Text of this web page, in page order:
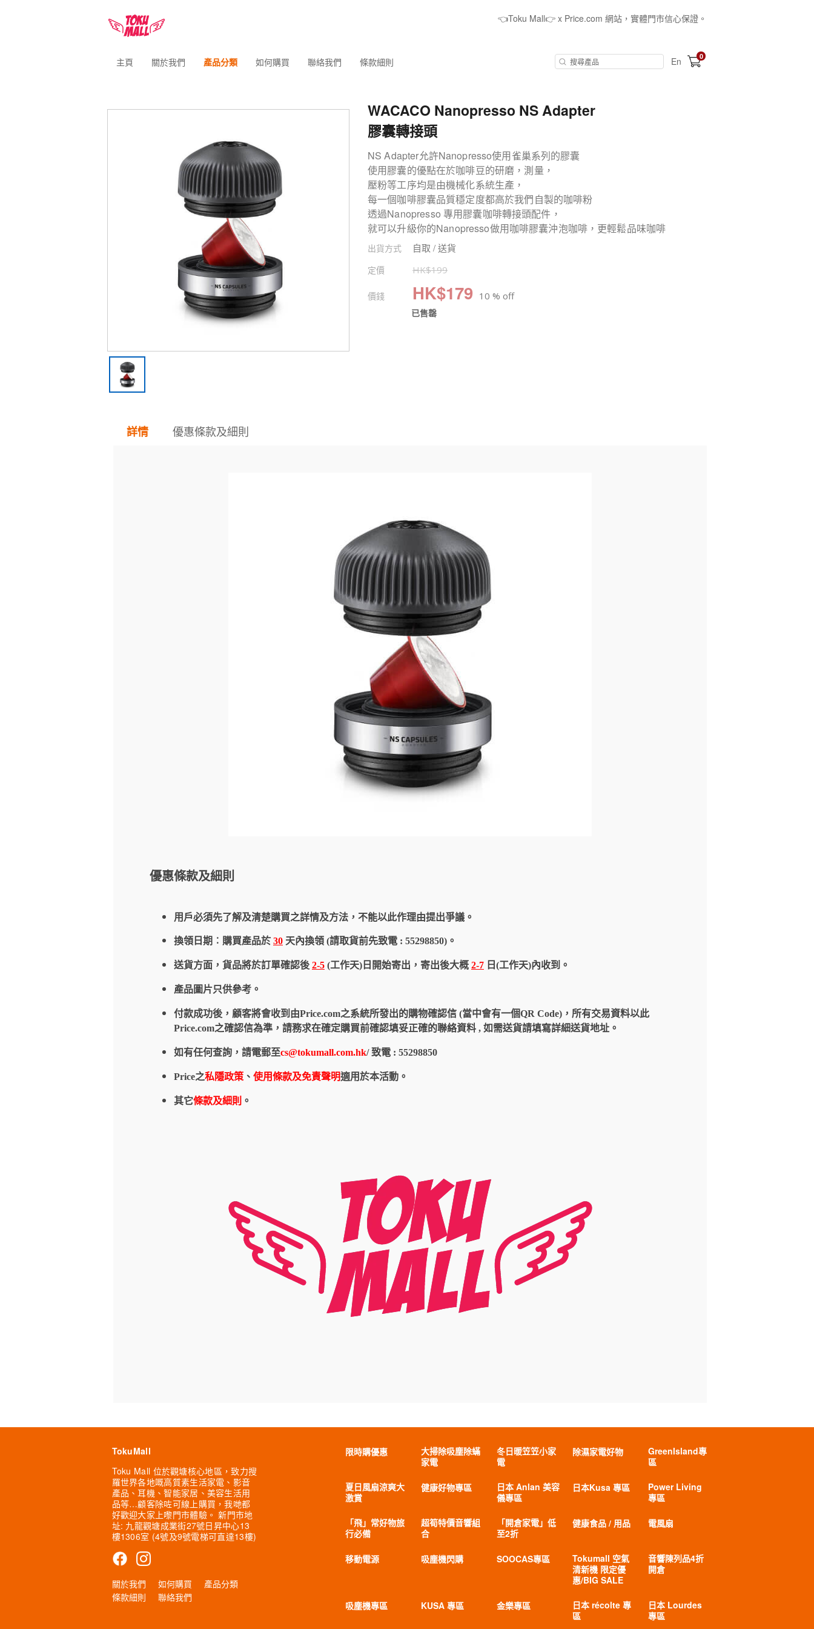
👈Toku Mall👉 x Price.com 網站，實體門市信心保證。
主頁 關於我們 產品分類 如何購買 聯絡我們 條款細則 En 0
WACACO Nanopresso NS Adapter
膠囊轉接頭
NS Adapter允許Nanopresso使用雀巢系列的膠囊
使用膠囊的優點在於咖啡豆的研磨，測量，
壓粉等工序均是由機械化系統生產，
每一個咖啡膠囊品質穩定度都高於我們自製的咖啡粉
透過Nanopresso 專用膠囊咖啡轉接頭配件，
就可以升級你的Nanopresso做用咖啡膠囊沖泡咖啡，更輕鬆品味咖啡
出貨方式 自取 / 送貨
定價 HK$199
價錢 HK$179 10 % off
已售罄
詳情 優惠條款及細則
優惠條款及細則
用戶必須先了解及清楚購買之詳情及方法，不能以此作理由提出爭議。
換領日期︰購買產品於 30 天內換領 (請取貨前先致電 : 55298850)。
送貨方面，貨品將於訂單確認後 2-5 (工作天)日開始寄出，寄出後大概 2-7 日(工作天)內收到。
產品圖片只供參考。
付款成功後，顧客將會收到由Price.com之系統所發出的購物確認信 (當中會有一個QR Code)，所有交易資料以此
Price.com之確認信為準，請務求在確定購買前確認填妥正確的聯絡資料 , 如需送貨請填寫詳細送貨地址。
如有任何查詢，請電郵至cs@tokumall.com.hk/ 致電 : 55298850
Price之私隱政策 、 使用條款及免責聲明適用於本活動。
其它條款及細則 。
TokuMall
Toku Mall 位於觀塘核心地區，致力搜
羅世界各地嘅高質素生活家電、影音
產品、耳機、智能家居、美容生活用
品等…顧客除咗可線上購買，我哋都
好歡迎大家上嚟門市體驗。 新門市地
址: 九龍觀塘成業街27號日昇中心13
樓1306室 (4號及9號電梯可直達13樓)
關於我們 如何購買
產品分類
條款細則
聯絡我們
限時購優惠
大掃除吸塵除蟎
家電
冬日暖笠笠小家
電
除濕家電好物
GreenIsland專
區
夏日風扇涼爽大
激賞
健康好物專區
日本 Anlan 美容
儀專區
日本Kusa 專區
Power Living
專區
「飛」常好物旅
行必備
超筍特價音響組
合
「開倉家電」低
至2折
健康食品 / 用品 電風扇
移動電源 吸塵機閃購 SOOCAS專區
Tokumall 空氣
清新機 限定優
惠/BIG SALE
音響陳列品4折
開倉
吸塵機專區 KUSA 專區 金樂專區
日本 récolte 專
區
日本 Lourdes
專區